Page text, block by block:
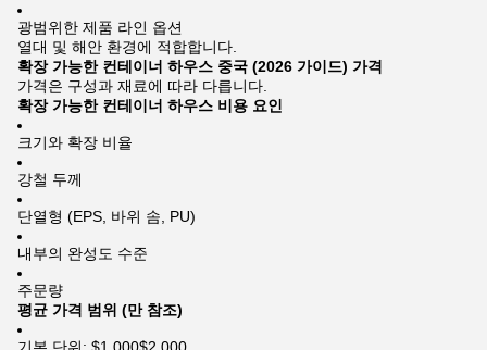
광범위한 제품 라인 옵션
열대 및 해안 환경에 적합합니다.
확장 가능한 컨테이너 하우스 중국 (2026 가이드) 가격
가격은 구성과 재료에 따라 다릅니다.
확장 가능한 컨테이너 하우스 비용 요인
크기와 확장 비율
강철 두께
단열형 (EPS, 바위 솜, PU)
내부의 완성도 수준
주문량
평균 가격 범위 (만 참조)